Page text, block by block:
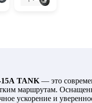
TANK — это
маршрутам.
ускорение и